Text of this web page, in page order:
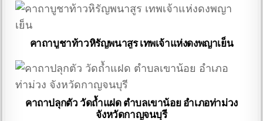
คาถาบูชาท้าวหิรัญพนาสูร เทพเจ้าแห่งดงพญาเย็น
คาถาปลุกตัว วัดถ้ำแฝด ตําบลเขาน้อย อําเภอท่าม่วง
จังหวัดกาญจนบุรี